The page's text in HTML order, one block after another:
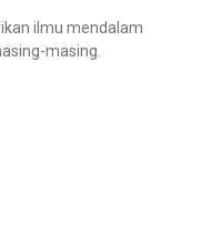
ilmu mendalam
masing.